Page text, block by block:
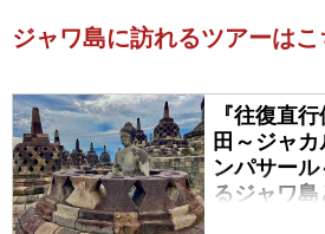
ジャワ島に訪れるツアーは
『往復直
田～ジャ
ンパサー
るジャワ島
日間』｜